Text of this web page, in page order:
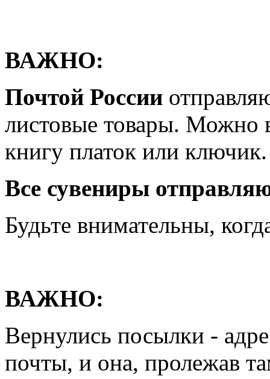
ВАЖНО:
Почтой России
листовые товары. Можно
книгу платок или ключик.
Все сувениры
Будьте внимательны,
ВАЖНО:
Вернулись посылки -
почты, и она, пролежав